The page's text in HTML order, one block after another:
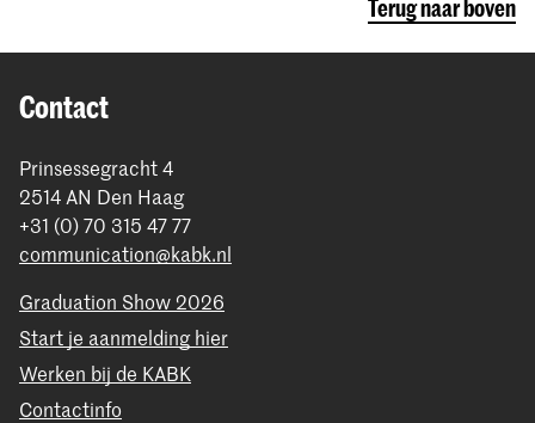
Terug naar boven
Contact
Prinsessegracht 4
2514 AN Den Haag
+31 (0) 70 315 47 77
communication@kabk.nl
Graduation Show 2026
Start je aanmelding hier
Werken bij de KABK
Contactinfo